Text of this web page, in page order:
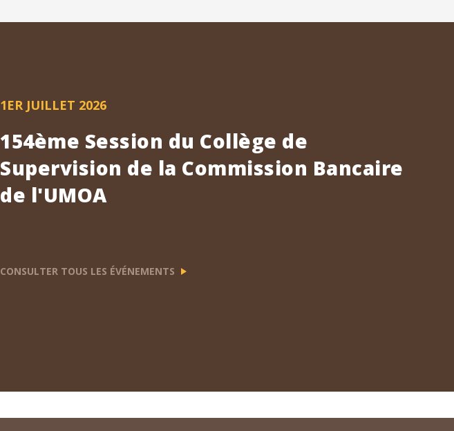
1ER JUILLET 2026
154ème Session du Collège de
Supervision de la Commission Bancaire
de l'UMOA
CONSULTER TOUS LES ÉVÉNEMENTS